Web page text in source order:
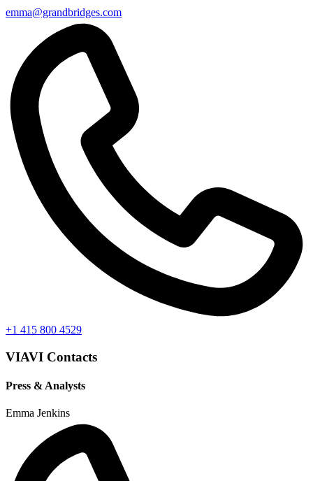
emma@grandbridges.com
+1 415 800 4529
VIAVI Contacts
Press & Analysts
Emma Jenkins